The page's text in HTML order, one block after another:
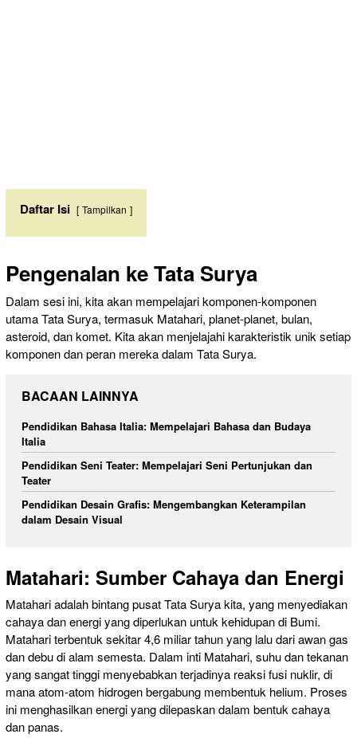
Daftar Isi Tampilkan
Pengenalan ke Tata Surya
Dalam sesi ini, kita akan mempelajari komponen-komponen
utama Tata Surya, termasuk Matahari, planet-planet, bulan,
asteroid, dan komet. Kita akan menjelajahi karakteristik unik setiap
komponen dan peran mereka dalam Tata Surya.
BACAAN LAINNYA
Pendidikan Bahasa Italia: Mempelajari Bahasa dan Budaya
Italia
Pendidikan Seni Teater: Mempelajari Seni Pertunjukan dan
Teater
Pendidikan Desain Grafis: Mengembangkan Keterampilan
dalam Desain Visual
Matahari: Sumber Cahaya dan Energi
Matahari adalah bintang pusat Tata Surya kita, yang menyediakan
cahaya dan energi yang diperlukan untuk kehidupan di Bumi.
Matahari terbentuk sekitar 4,6 miliar tahun yang lalu dari awan gas
dan debu di alam semesta. Dalam inti Matahari, suhu dan tekanan
yang sangat tinggi menyebabkan terjadinya reaksi fusi nuklir, di
mana atom-atom hidrogen bergabung membentuk helium. Proses
ini menghasilkan energi yang dilepaskan dalam bentuk cahaya
dan panas.